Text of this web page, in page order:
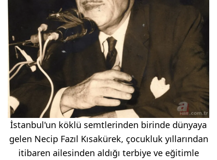
İstanbul'un köklü semtlerinden birinde dünyaya
gelen Necip Fazıl Kısakürek, çocukluk yıllarından
itibaren ailesinden aldığı terbiye ve eğitimle